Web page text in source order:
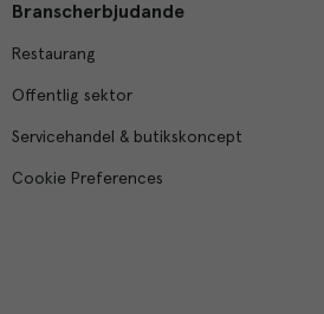
Branscherbjudande
Restaurang
Offentlig sektor
Servicehandel & butikskoncept
Cookie Preferences